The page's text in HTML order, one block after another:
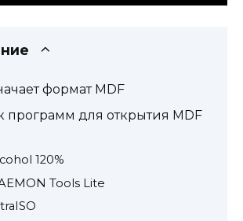
формат MDF
программ для открытия MDF
120%
Tools Lite